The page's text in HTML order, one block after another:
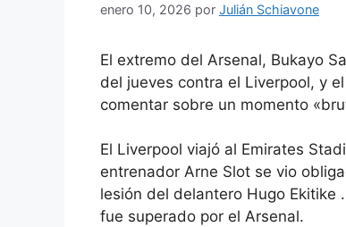
enero 10, 2026 por Julián Schiavone
El extremo del Arsenal, Bukayo
del jueves contra el Liverpool, y
comentar sobre un momento
El Liverpool viajó al Emirates
entrenador Arne Slot se vio
lesión del delantero Hugo Ekitike
fue superado por el Arsenal.